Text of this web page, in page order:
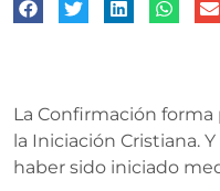
La Confirmación
la Iniciación Cristiana.
haber sido iniciado